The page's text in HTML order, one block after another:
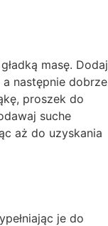
masę. Dodaj
a następnie dobrze
proszek do
suche
aż do uzyskania
je do